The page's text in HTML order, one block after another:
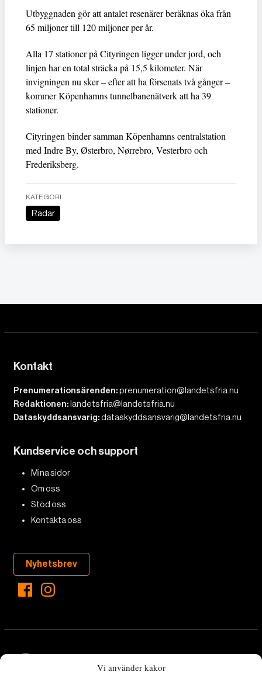
Vi använder kakor
Utbyggnaden gör att antalet resenärer beräknas öka från
65 miljoner till 120 miljoner per år.
Alla 17 stationer på Cityringen ligger under jord, och
linjen har en total sträcka på 15,5 kilometer. När
invigningen nu sker – efter att ha försenats två gånger –
kommer Köpenhamns tunnelbanenätverk att ha 39
stationer.
Cityringen binder samman Köpenhamns centralstation
med Indre By, Østerbro, Nørrebro, Vesterbro och
Frederiksberg.
KATEGORI
Radar
Kontakt
Prenumerationsärenden:prenumeration@landetsfria.nu
Redaktionen: landetsfria@landetsfria.nu
Dataskyddsansvarig:dataskyddsansvarig@landetsfria.nu
Kundservice och support
Mina sidor
Om oss
Stöd oss
Kontakta oss
Nyhetsbrev